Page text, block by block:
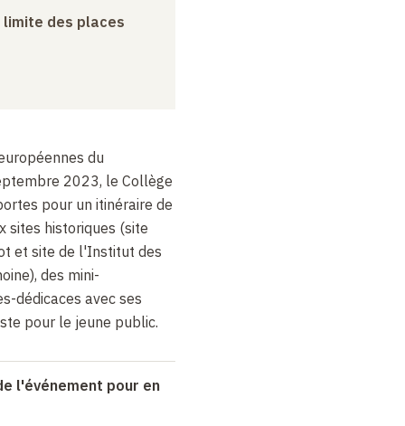
limite des places
du
2023, le Collège
pour un itinéraire de
sites historiques (site
et site de l'Institut des
des mini-
dédicaces avec ses
pour le jeune public.
l'événement pour en